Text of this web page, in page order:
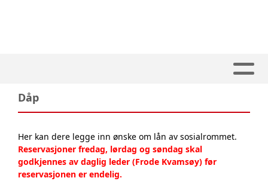
Dåp
Her kan dere legge inn ønske om lån av sosialrommet.
Reservasjoner fredag, lørdag og søndag skal
godkjennes av daglig leder (Frode Kvamsøy) før
reservasjonen er endelig.